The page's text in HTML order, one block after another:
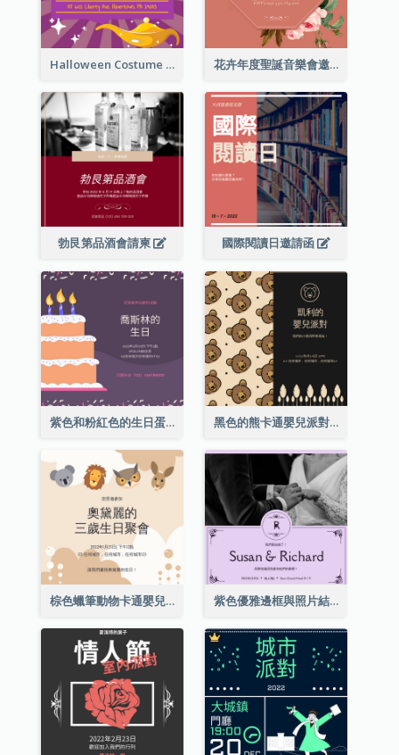
Halloween Costume Party Invitation 花卉年度聖誕音樂會邀請函
勃艮第品酒會請柬 國際閱讀日邀請函
紫色和粉紅色的生日蛋糕插圖聚會請柬 黑色的熊卡通嬰兒派對請柬
棕色蠟筆動物卡通嬰兒生日邀請 紫色優雅邊框與照片結婚請柬